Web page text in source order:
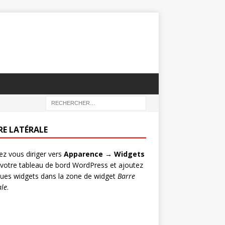
LATÉRALE
vous diriger vers Apparence → Widgets
tableau de bord WordPress et ajoutez
widgets dans la zone de widget Barre
.